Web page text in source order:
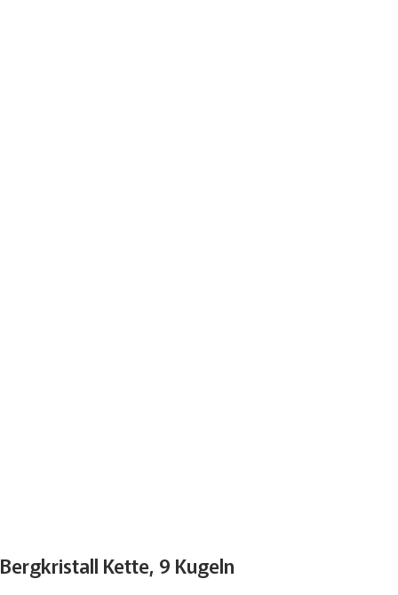
Bergkristall Kette, 9 Kugeln